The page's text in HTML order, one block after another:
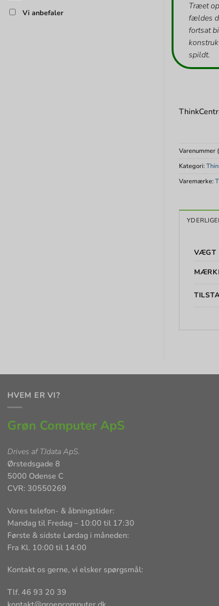
Vi anbefaler
Træet
fældes
fortsat
spildt.
Varenummer
Kategori:
Varemærke:
VÆGT
HVEM ER VI?
Grøn Computer ApS
Drives afTJdata ApS.
Ørstedsgade 8
5000 Odense C
CVR: 30550269
Vores telefon- & åbningstider:
Mandag til Fredag – 10:00 til 17:30
Første & sidste Lørdag i måneden:
Fra Kl. 10:00 til 14:00
Kontakt os gerne, vi elsker spørgsmål:
Tlf. 46 93 20 39